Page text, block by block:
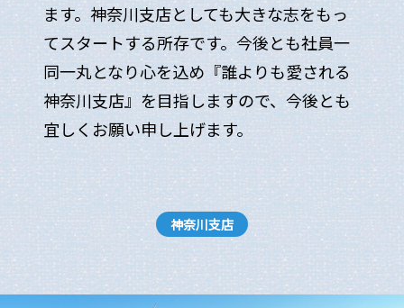
ます。神奈川支店としても大きな志をもっ
てスタートする所存です。今後とも社員一
同一丸となり心を込め『誰よりも愛される
神奈川支店』を目指しますので、今後とも
宜しくお願い申し上げます。
神奈川支店